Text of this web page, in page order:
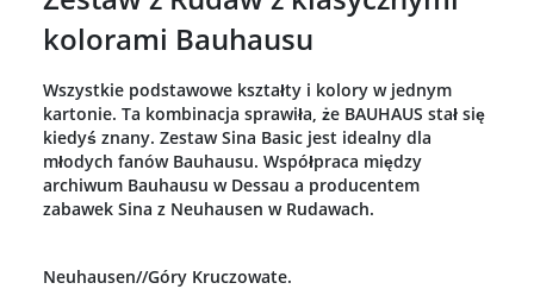
kolorami Bauhausu
Wszystkie podstawowe kształty i kolory w jednym
kartonie. Ta kombinacja sprawiła, że BAUHAUS stał się
kiedyś znany. Zestaw Sina Basic jest idealny dla
młodych fanów Bauhausu. Współpraca między
archiwum Bauhausu w Dessau a producentem
zabawek Sina z Neuhausen w Rudawach.
Neuhausen//Góry Kruczowate.